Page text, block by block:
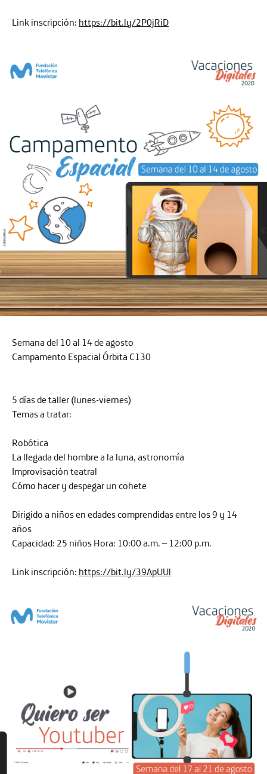
Link inscripción: https://bit.ly/2P0jRiD
Semana del 10 al 14 de agosto
Campamento Espacial Órbita C130
5 días de taller (lunes-viernes)
Temas a tratar:
Robótica
La llegada del hombre a la luna, astronomía
Improvisación teatral
Cómo hacer y despegar un cohete
Dirigido a niños en edades comprendidas entre los 9 y 14
años
Capacidad: 25 niños Hora: 10:00 a.m. – 12:00 p.m.
Link inscripción: https://bit.ly/39ApUUl